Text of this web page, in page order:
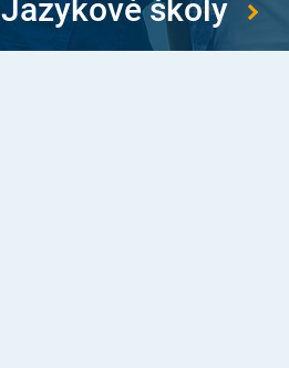
Jazykové školy